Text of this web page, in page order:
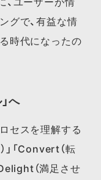
グで、有益な情
時代になったの
へ
セスを理解する
」「Convert（転
Delight（満足させ